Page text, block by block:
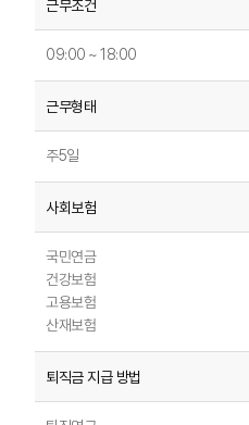
09:00 ~ 18:00
주5일
국민연금
건강보험
고용보험
산재보험